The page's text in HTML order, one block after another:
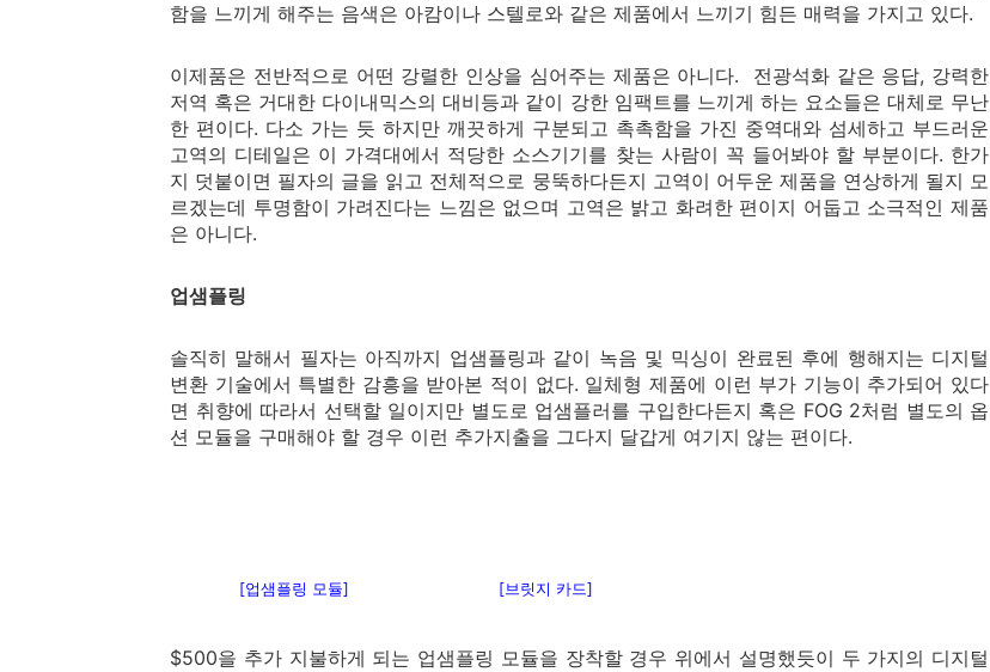
함을 느끼게 해주는 음색은 아캄이나 스텔로와 같은 제품에서 느끼기 힘든 매력을 가지고 있다.
이제품은 전반적으로 어떤 강렬한 인상을 심어주는 제품은 아니다. 전광석화 같은 응답, 강력한
저역 혹은 거대한 다이내믹스의 대비등과 같이 강한 임팩트를 느끼게 하는 요소들은 대체로 무난
한 편이다. 다소 가는 듯 하지만 깨끗하게 구분되고 촉촉함을 가진 중역대와 섬세하고 부드러운
고역의 디테일은 이 가격대에서 적당한 소스기기를 찾는 사람이 꼭 들어봐야 할 부분이다. 한가
지 덧붙이면 필자의 글을 읽고 전체적으로 뭉뚝하다든지 고역이 어두운 제품을 연상하게 될지 모
르겠는데 투명함이 가려진다는 느낌은 없으며 고역은 밝고 화려한 편이지 어둡고 소극적인 제품
은 아니다.
업샘플링
솔직히 말해서 필자는 아직까지 업샘플링과 같이 녹음 및 믹싱이 완료된 후에 행해지는 디지털
변환 기술에서 특별한 감흥을 받아본 적이 없다. 일체형 제품에 이런 부가 기능이 추가되어 있다
면 취향에 따라서 선택할 일이지만 별도로 업샘플러를 구입한다든지 혹은 FOG 2처럼 별도의 옵
션 모듈을 구매해야 할 경우 이런 추가지출을 그다지 달갑게 여기지 않는 편이다.
[업샘플링 모듈] [브릿지 카드]
$500을 추가 지불하게 되는 업샘플링 모듈을 장착할 경우 위에서 설명했듯이 두 가지의 디지털